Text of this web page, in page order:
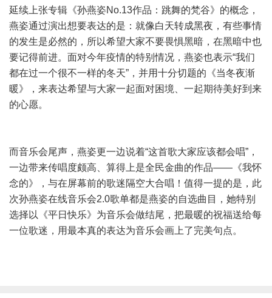
延续上张专辑《孙燕姿No.13作品：跳舞的梵谷》的概念，
燕姿通过演出想要表达的是：就像白天转成黑夜，有些事情
的发生是必然的，所以希望大家不要畏惧黑暗，在黑暗中也
要记得前进。面对今年疫情的特别情况，燕姿也表示“我们
都在过一个很不一样的冬天”，并用十分切题的《当冬夜渐
暖》，来表达希望与大家一起面对困境、一起期待美好到来
的心愿。
而音乐会尾声，燕姿更一边说着“这首歌大家应该都会唱”，
一边带来传唱度颇高、算得上是全民金曲的作品——《我怀
念的》，与在屏幕前的歌迷隔空大合唱！值得一提的是，此
次孙燕姿在线音乐会2.0歌单都是燕姿的自选曲目，她特别
选择以《平日快乐》为音乐会做结尾，把最暖的祝福送给每
一位歌迷，用最本真的表达为音乐会画上了完美句点。